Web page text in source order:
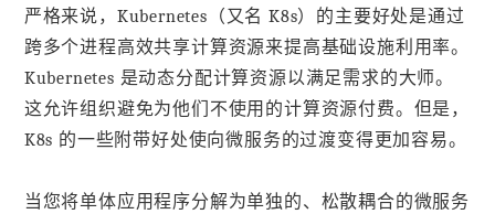
严格来说，Kubernetes（又名 K8s）的主要好处是通过
跨多个进程高效共享计算资源来提高基础设施利用率。
Kubernetes 是动态分配计算资源以满足需求的大师。
这允许组织避免为他们不使用的计算资源付费。但是，
K8s 的一些附带好处使向微服务的过渡变得更加容易。
当您将单体应用程序分解为单独的、松散耦合的微服务